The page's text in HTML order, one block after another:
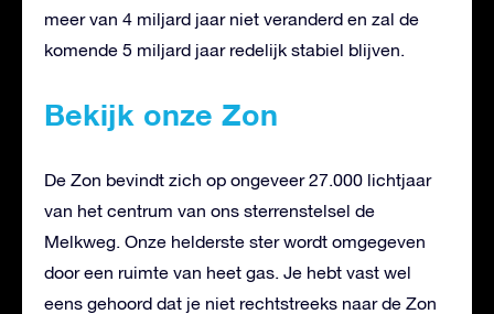
meer van 4 miljard jaar niet veranderd en zal de
komende 5 miljard jaar redelijk stabiel blijven.
Bekijk onze Zon
De Zon bevindt zich op ongeveer 27.000 lichtjaar
van het centrum van ons sterrenstelsel de
Melkweg. Onze helderste ster wordt omgegeven
door een ruimte van heet gas. Je hebt vast wel
eens gehoord dat je niet rechtstreeks naar de Zon